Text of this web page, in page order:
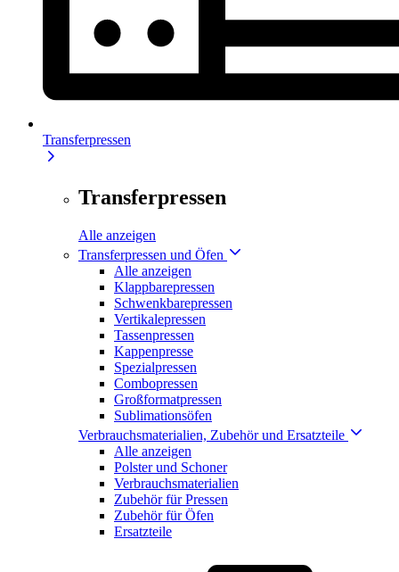
Transferpressen
Transferpressen
Alle anzeigen
Transferpressen und Öfen
Alle anzeigen
Klappbarepressen
Schwenkbarepressen
Vertikalepressen
Tassenpressen
Kappenpresse
Spezialpressen
Combopressen
Großformatpressen
Sublimationsöfen
Verbrauchsmaterialien, Zubehör und Ersatzteile
Alle anzeigen
Polster und Schoner
Verbrauchsmaterialien
Zubehör für Pressen
Zubehör für Öfen
Ersatzteile